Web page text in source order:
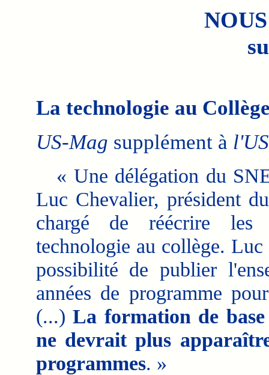
La technologie au
US-Mag supplément à l'US
« Une délégation du
Luc Chevalier, président
chargé de réécrire les
technologie au collège.
possibilité de publier
années de programme
(...) La formation de
ne devrait plus
programmes. »